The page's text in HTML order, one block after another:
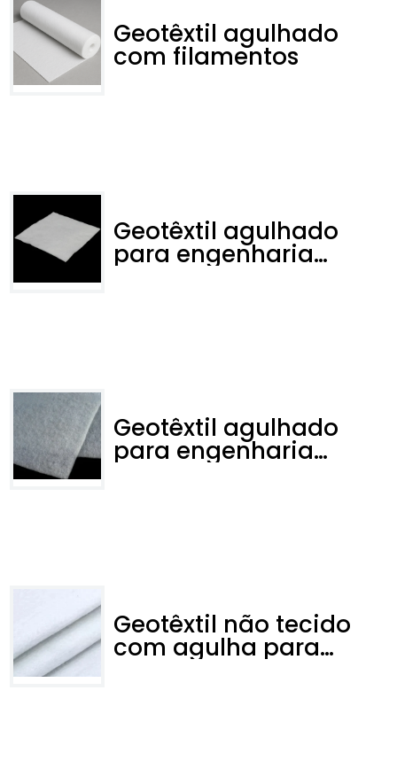
Geotêxtil agulhado
com filamentos
Geotêxtil agulhado
para engenharia
hidráulica
Geotêxtil agulhado
para engenharia
Geotêxtil não tecido
com agulha para